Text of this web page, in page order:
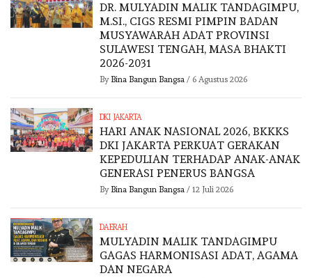
DR. MULYADIN MALIK TANDAGIMPU,
M.SI., CIGS RESMI PIMPIN BADAN
MUSYAWARAH ADAT PROVINSI
SULAWESI TENGAH, MASA BHAKTI
2026-2031
By Bina Bangun Bangsa/ 6 Agustus 2026
DKI JAKARTA
HARI ANAK NASIONAL 2026, BKKKS
DKI JAKARTA PERKUAT GERAKAN
KEPEDULIAN TERHADAP ANAK-ANAK
GENERASI PENERUS BANGSA
By Bina Bangun Bangsa/ 12 Juli 2026
DAERAH
MULYADIN MALIK TANDAGIMPU
GAGAS HARMONISASI ADAT, AGAMA
DAN NEGARA